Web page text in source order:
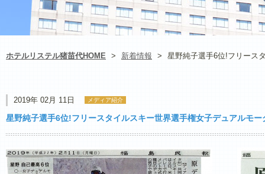
ホテルリステル猪苗代HOME > 新着情報 > 星野純子選手6位!フリース
2019年 02月 11日 メディア紹介
星野純子選手6位!フリースタイルスキー世界選手権女子デュアルモー